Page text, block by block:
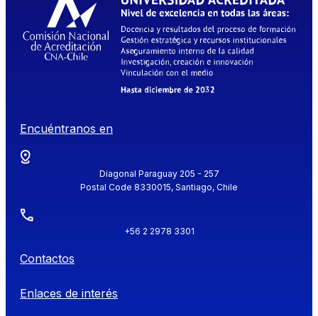
Encuéntranos en
Diagonal Paraguay 205 - 257
Postal Code 8330015, Santiago, Chile
+56 2 2978 3301
Contactos
Enlaces de interés